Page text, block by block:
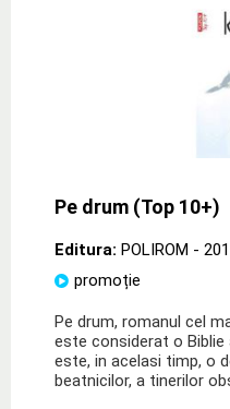
Pe drum (Top 10+)
Editura: POLIROM -
promoție
Pe drum, romanul cel
este considerat o
este, in acelasi timp, o
beatnicilor, a tinerilor